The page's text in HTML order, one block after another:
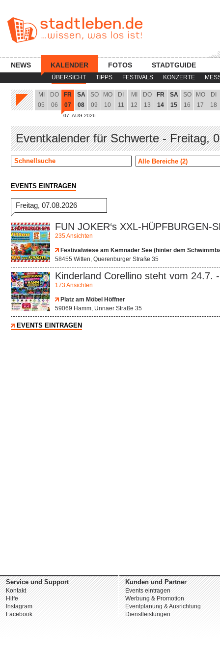
ÜBERSICHT TIPPS FESTIVALS KONZERTE
NEWS KALENDER FOTOS STADTGUIDE
MI
05
DO
06
FR
07
07. AUG 2026
SA
08
SO
09
MO
10
DI
11
MI
12
DO
13
FR
14
SA
15
SO
16
MO
17
DI
18
Eventkalender für Schwerte - Freitag,
EVENTS EINTRAGEN
Freitag, 07.08.2026
FUN JOKER‘s XXL-
235 Ansichten
Festivalwiese am Kemnader See (hinter dem
58455 Witten, Querenburger Straße 35
Kinderland Corellino steht vom 24.7.
173 Ansichten
Platz am Möbel Höffner
59069 Hamm, Unnaer Straße 35
EVENTS EINTRAGEN
Service und Support
Kontakt
Hilfe
Instagram
Facebook
Kunden und Partner
Events eintragen
Werbung & Promotion
Eventplanung & Ausrichtung
Dienstleistungen